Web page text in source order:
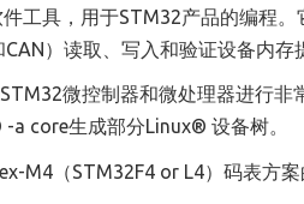
件工具，用于STM32产品的编程。
CAN） 读取、写入和验证设备内存
微控制器和微处理器进行
-a core生成部分Linux® 设备树。